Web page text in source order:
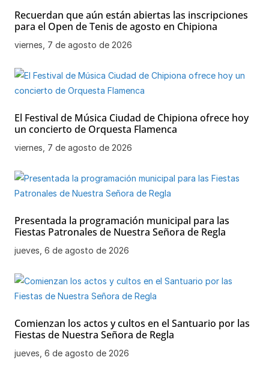
Recuerdan que aún están abiertas las inscripciones
para el Open de Tenis de agosto en Chipiona
viernes, 7 de agosto de 2026
El Festival de Música Ciudad de Chipiona ofrece hoy
un concierto de Orquesta Flamenca
viernes, 7 de agosto de 2026
Presentada la programación municipal para las
Fiestas Patronales de Nuestra Señora de Regla
jueves, 6 de agosto de 2026
Comienzan los actos y cultos en el Santuario por las
Fiestas de Nuestra Señora de Regla
jueves, 6 de agosto de 2026